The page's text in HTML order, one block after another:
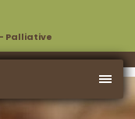
Palliative